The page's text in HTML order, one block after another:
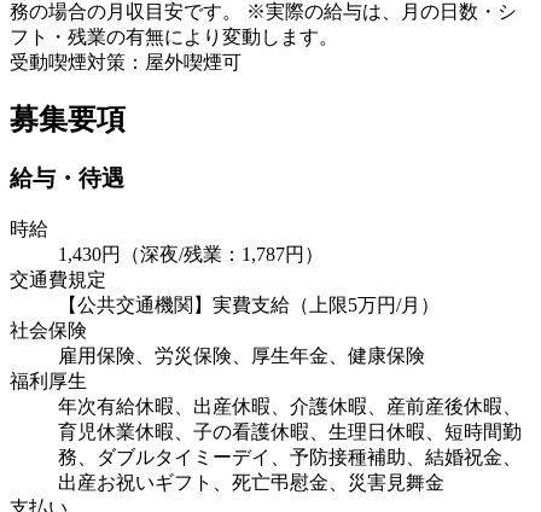
務の場合の月収目安です。 ※実際の給与は、月の日数・シ
フト・残業の有無により変動します。
受動喫煙対策：屋外喫煙可
募集要項
給与・待遇
時給
1,430円（深夜/残業：1,787円）
交通費規定
【公共交通機関】実費支給（上限5万円/月）
社会保険
雇用保険、労災保険、厚生年金、健康保険
福利厚生
年次有給休暇、出産休暇、介護休暇、産前産後休暇、
育児休業休暇、子の看護休暇、生理日休暇、短時間勤
務、ダブルタイミーデイ、予防接種補助、結婚祝金、
出産お祝いギフト、死亡弔慰金、災害見舞金
支払い